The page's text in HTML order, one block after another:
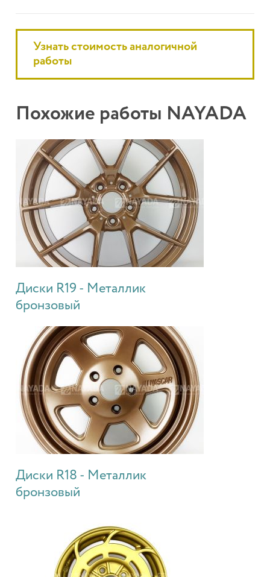
Узнать стоимость аналогичной
работы
Похожие работы NAYADA
Диски R19 - Металлик
бронзовый
Диски R18 - Металлик
бронзовый